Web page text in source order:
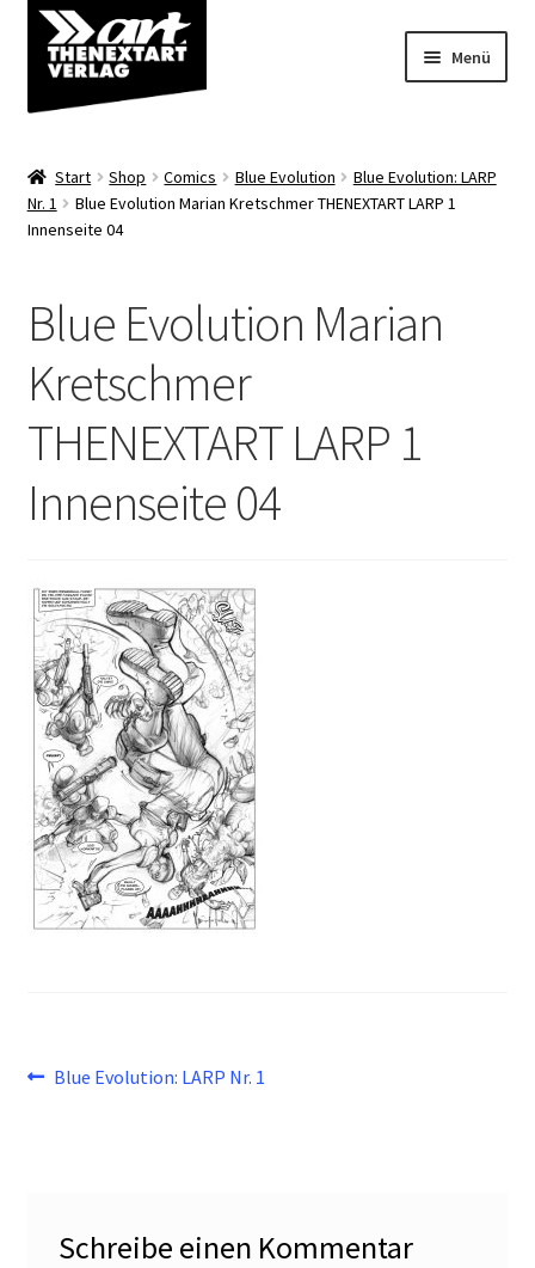
Zur
Navigation
springen
Zum
Inhalt
springen
Menü
Shop
Start Shop Comics Blue Evolution
Blue Evolution: LARP
Nr. 1
Blue Evolution Marian Kretschmer THENEXTART LARP 1
Innenseite 04
Blue Evolution Marian
Kretschmer
THENEXTART LARP 1
Innenseite 04
Beitragsnavigation
Vorheriger
Blue Evolution: LARP Nr. 1
Schreibe einen Kommentar